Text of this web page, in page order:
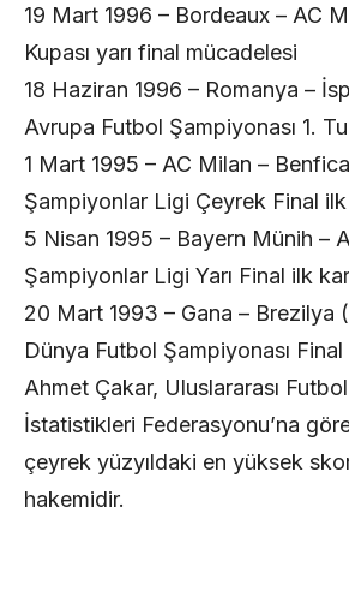
19 Mart 1996 – Bordeaux – AC
Kupası yarı final mücadelesi
18 Haziran 1996 – Romanya –
Avrupa Futbol Şampiyonası 1.
1 Mart 1995 – AC Milan –
Şampiyonlar Ligi Çeyrek Final ilk
5 Nisan 1995 – Bayern Münih –
Şampiyonlar Ligi Yarı Final ilk
20 Mart 1993 – Gana – Brezilya
Dünya Futbol Şampiyonası Final
Ahmet Çakar, Uluslararası
İstatistikleri Federasyonu’na
çeyrek yüzyıldaki en yüksek
hakemidir.